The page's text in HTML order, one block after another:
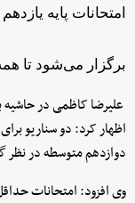
امتحانات پایه
برگزار می‌شود تا
علیرضا کاظمی در حاشیه
اظهار کرد: دو سناریو
دوازدهم متوسطه در